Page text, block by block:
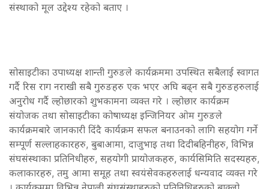
संस्थाको मूल उद्देश्य रहेको बताए ।
सोसाइटीका उपाध्यक्ष शान्ती गुरुङले कार्यक्रममा उपस्थित सबैलाई स्वागत
गर्दै रिस राग नराखी सबै गुरुङहरु एक भएर अघि बढ्न सबै गुरुङहरुलाई
अनुरोध गर्दै ल्होछारको शुभकामना व्यक्त गरे । ल्होछार कार्यक्रम
संयोजक तथा सोसाइटीका कोषाध्यक्ष इन्जिनियर ओम गुरुङले
कार्यक्रमबारे जानकारी दिंदै कार्यक्रम सफल बनाउनको लागि सहयोग गर्ने
सम्पूर्ण सल्लाहकारहरु, बुबाआमा, दाजुभाइ तथा दिदीबहिनीहरु, विभिन्न
संघसंस्थाका प्रतिनिधीहरु, सहयोगी प्रायोजकहरु, कार्यसिमिति सदस्यहरु,
कलाकारहरु, तमु आमा समूह तथा स्वयंसेवकहरुलाई धन्यवाद व्यक्त गरे